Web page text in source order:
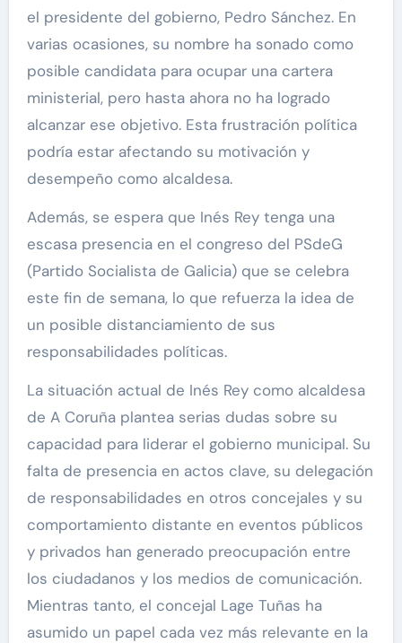
el presidente del gobierno, Pedro Sánchez. En
varias ocasiones, su nombre ha sonado como
posible candidata para ocupar una cartera
ministerial, pero hasta ahora no ha logrado
alcanzar ese objetivo. Esta frustración política
podría estar afectando su motivación y
desempeño como alcaldesa.
Además, se espera que Inés Rey tenga una
escasa presencia en el congreso del PSdeG
(Partido Socialista de Galicia) que se celebra
este fin de semana, lo que refuerza la idea de
un posible distanciamiento de sus
responsabilidades políticas.
La situación actual de Inés Rey como alcaldesa
de A Coruña plantea serias dudas sobre su
capacidad para liderar el gobierno municipal. Su
falta de presencia en actos clave, su delegación
de responsabilidades en otros concejales y su
comportamiento distante en eventos públicos
y privados han generado preocupación entre
los ciudadanos y los medios de comunicación.
Mientras tanto, el concejal Lage Tuñas ha
asumido un papel cada vez más relevante en la